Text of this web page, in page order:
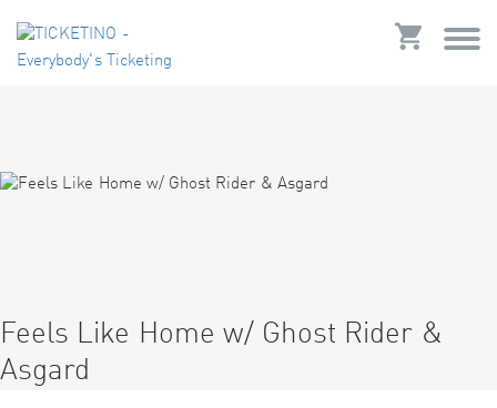
Feels Like Home w/ Ghost Rider &
Asgard